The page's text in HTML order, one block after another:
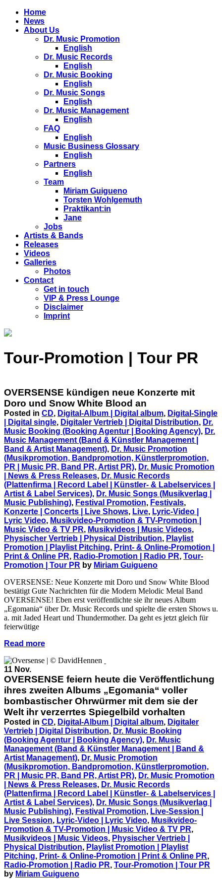
Home
News
About Us
Dr. Music Promotion
English
Dr. Music Records
English
Dr. Music Booking
English
Dr. Music Songs
English
Dr. Music Management
English
FAQ
English
Music Business Glossary
English
Partners
English
Team
Miriam Guigueno
Torsten Wohlgemuth
Praktikant:in
Jane
Jobs
Artists & Bands
Releases
Videos
Galleries
Photos
Contact
Get in touch
VIP & Press Lounge
Disclaimer
Imprint
Tour-Promotion | Tour PR
OVERSENSE kündigen neue Konzerte mit
Doro und Snow White Blood an
Posted in CD, Digital-Album | Digital album, Digital-Single
| Digital single, Digitaler Vertrieb | Digital Distribution, Dr.
Music Booking (Booking Agentur | Booking Agency), Dr.
Music Management (Band & Künstler Management |
Band & Artist Management), Dr. Music Promotion
(Musikpromotion, Bandpromotion, Künstlerpromotion,
PR | Music PR, Band PR, Artist PR), Dr. Music Promotion
| News & Press Releases, Dr. Music Records
(Plattenfirma | Record Label | Künstler- & Labelservices |
Artist & Label Services), Dr. Music Songs (Musikverlag |
Music Publishing), Festival Promotion, Festivals,
Konzerte | Concerts | Live Shows, Live, Lyric-Video |
Lyric Video, Musikvideo-Promotion & TV-Promotion |
Music Video & TV PR, Musikvideos | Music Videos,
Physischer Vertrieb | Physical Distribution, Playlist
Promotion | Playlist Pitching, Print- & Online-Promotion |
Print & Online PR, Radio-Promotion | Radio PR, Tour-
Promotion | Tour PR by Miriam Guigueno
OVERSENSE: Neue Konzerte mit Doro und Snow White Blood
bestätigt Gute Nachrichten für die Modern Melodic Metal Band
OVERSENSE! Eben erst veröffentlichte sie ihr neues Album
„Egomania“ über Dr. Music Records und spielte die ersten Shows u.
a. mit Jaded Heart und Thundermother. Da geht es jetzt gleich für
feierwütige
Read more
11 Nov.
OVERSENSE feiern heute die Veröffentlichung
ihres zweiten Albums „Egomania“ voller
bombastischer Ohrwürmer mit dem sie der
Welt ihr verzerrtes Spiegelbild vorhalten
Posted in CD, Digital-Album | Digital album, Digitaler
Vertrieb | Digital Distribution, Dr. Music Booking
(Booking Agentur | Booking Agency), Dr. Music
Management (Band & Künstler Management | Band &
Artist Management), Dr. Music Promotion
(Musikpromotion, Bandpromotion, Künstlerpromotion,
PR | Music PR, Band PR, Artist PR), Dr. Music Promotion
| News & Press Releases, Dr. Music Records
(Plattenfirma | Record Label | Künstler- & Labelservices |
Artist & Label Services), Dr. Music Songs (Musikverlag |
Music Publishing), Festival Promotion, Live-Session |
Live Session, Lyric-Video | Lyric Video, Musikvideo-
Promotion & TV-Promotion | Music Video & TV PR,
Musikvideos | Music Videos, Physischer Vertrieb |
Physical Distribution, Playlist Promotion | Playlist
Pitching, Print- & Online-Promotion | Print & Online PR,
Radio-Promotion | Radio PR, Tour-Promotion | Tour PR
by Miriam Guigueno